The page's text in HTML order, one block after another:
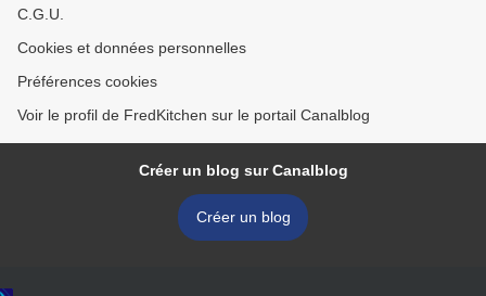
C.G.U.
Cookies et données personnelles
Préférences cookies
Voir le profil de FredKitchen sur le portail Canalblog
Créer un blog sur Canalblog
Créer un blog